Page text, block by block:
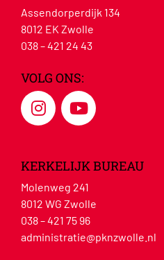
Assendorperdijk 134
8012 EK Zwolle
038 – 421 24 43
VOLG ONS:
KERKELIJK BUREAU
Molenweg 241
8012 WG Zwolle
038 – 421 75 96
administratie@pknzwolle.nl